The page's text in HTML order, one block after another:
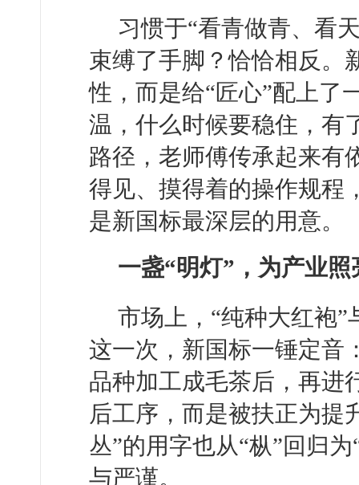
习惯于“看青做青、看
束缚了手脚？恰恰相反。
性，而是给“匠心”配上了
温，什么时候要稳住，有
路径，老师傅传承起来有
得见、摸得着的操作规程
是新国标最深层的用意。
一盏“明灯”，为产业
市场上，“纯种大红袍”
这一次，新国标一锤定音
品种加工成毛茶后，再进
后工序，而是被扶正为提
丛”的用字也从“枞”回归
与严谨。